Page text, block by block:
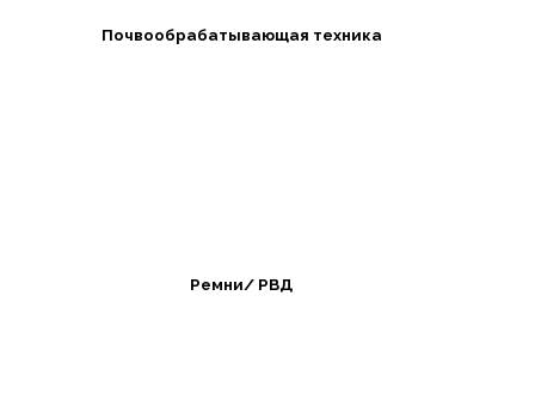
Почвообрабатывающая техника
Ремни/ РВД